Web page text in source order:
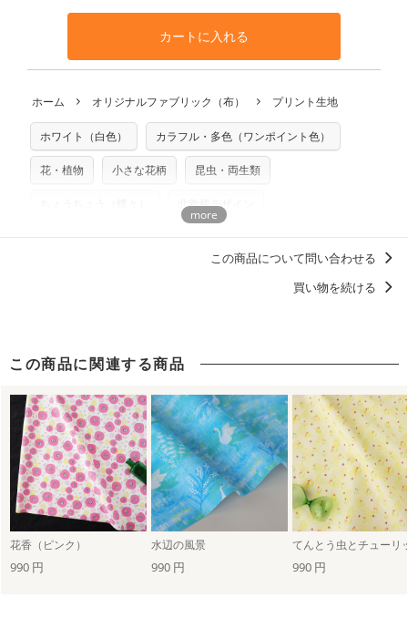
※カットを希望の方は備考欄に「50cmずつカット希望」など
ご記載ください（50cm単位でのカットのみ）
プリント布の仕様についてもっと詳しく見る
生地見本サンプル（無料）を購入する
となります。
※万が一、検品時に不備が見つかった場合は、4～5営業日後
の発送となる場合がございます。
※土日祝は営業日に含まれません。
※配送日のご指定は承れません。出来上がり次第、順次発送
いたします。
や用尺をお間違えのないようお願いします。思っていた色味
と違う、などの理由での返品は承れません。予めご了承くだ
す。ハンドメイドサイトなどでの販売用アイテムの製作にご
利用いただけます。「nunocoto fabric使用」といった記載
も不要です。（製品化した際に起こる全ての問題、クレーム
いませんのでご了承ください）
※有料型紙（ホームソーイング型紙シリーズ）および柄がえ
らべるキットに付属された型紙は商用利用できませんのでご
注意ください。型紙自体の転用・販売および型紙を使用して
商用利用についての詳細はこちら
カートに入れる
ホーム オリジナルファブリック（布） プリント生地
ホワイト（白色） カラフル・多色（ワンポイント色）
花・植物 小さな花柄 昆虫・両生類
北欧柄デザイン
この商品について問い合わせる
買い物を続ける
この商品に関連する商品
花香（ピンク） 水辺の風景 てんとう虫とチューリ
990 円 990 円 990 円